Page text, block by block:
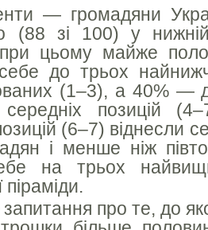
— громадяни
(88 зі 100) у нижній
при цьому майже
до трьох
(1–3), а 40% —
середніх позицій
(6–7) віднесли
і менше ніж
на трьох
піраміди.
про те, до